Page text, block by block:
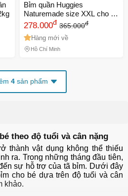
Bỉm quần Huggies
Naturemade size XXL cho bé
trên 15kg
278.000đ 365.000đ
Hàng mới về
Hồ Chí Minh
4 sản phẩm
theo độ tuổi và cân nặng
thành vật dụng không thể thiếu
ra. Trong những tháng đầu tiên,
sự hỗ trợ của tã bỉm. Dưới đây
cho bé dựa trên độ tuổi và cân
khảo.